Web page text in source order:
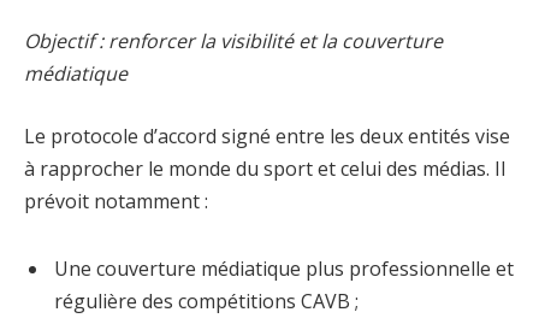
Objectif : renforcer la visibilité et la couverture
médiatique
Le protocole d’accord signé entre les deux entités vise
à rapprocher le monde du sport et celui des médias. Il
prévoit notamment :
Une couverture médiatique plus professionnelle et
régulière des compétitions CAVB ;